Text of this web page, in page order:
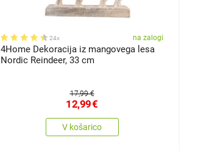
24x na zalogi
4Home Dekoracija iz mangovega lesa
Nordic Reindeer, 33 cm
17,99 €
12,99€
V košarico